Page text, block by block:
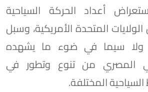
أعداد الحركة السياحية
المتحدة الأمريكية، وسبل
ولا سيما في ضوء ما يشهده
المصري من تنوع وتطور في
المختلفة.